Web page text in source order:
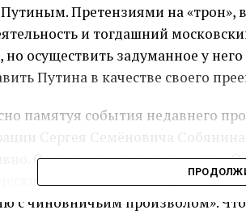
Путиным. Претензиями на «трон»,
и тогдашний
осуществить задуманное у
Путина в качестве своего
памятуя события недавнего
Сергея Семёновича
Он напрочь лишен чванства.
компании не жалует. Но
с чиновничьим произволом».